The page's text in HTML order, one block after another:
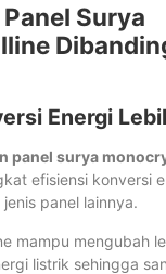
Surya
Energi
panel surya
efisiensi konversi
panel lainnya.
mampu mengubah
listrik sehingga